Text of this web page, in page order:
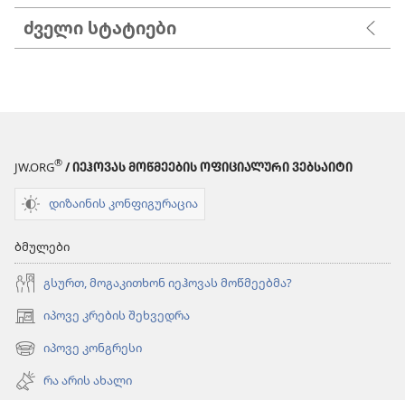
ძველი სტატიები
JW.ORG® / ᲘᲔᲰᲝᲕᲐᲡ ᲛᲝᲬᲛᲔᲔᲑᲘᲡ ᲝᲤᲘᲪᲘᲐᲚᲣᲠᲘ ᲕᲔᲑᲡᲐᲘᲢᲘ
დიზაინის კონფიგურაცია
ბმულები
გსურთ, მოგაკითხონ იეჰოვას მოწმეებმა?
იპოვე კრების შეხვედრა
(გაიხსნება
ახალი
ფანჯარა)
იპოვე კონგრესი
(გაიხსნება
ახალი
ფანჯარა)
რა არის ახალი